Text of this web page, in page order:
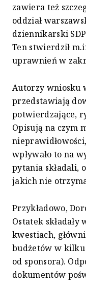
zawiera też
oddział
dziennikarski
Ten stwierdził
uprawnień w
Autorzy wniosku
przedstawiają
potwierdzające,
Opisują na czym
wpływało to na
pytania składali,
jakich nie
Przykładowo,
Ostatek
kwestiach,
budżetów w
od sponsora).
dokumentów